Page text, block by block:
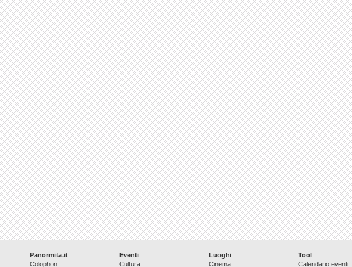
Panormita.it
Colophon
Eventi
Cultura
Luoghi
Cinema
Tool
Calendario eventi